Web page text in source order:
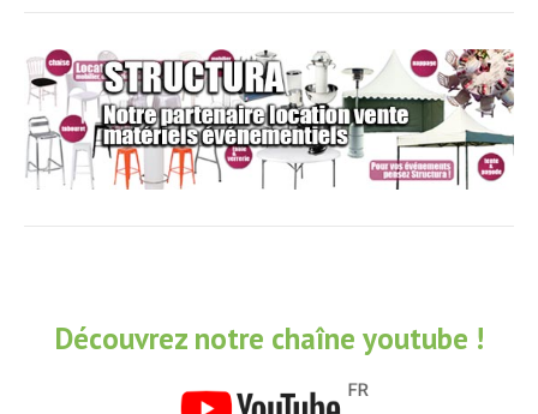
Découvrez notre chaîne youtube !